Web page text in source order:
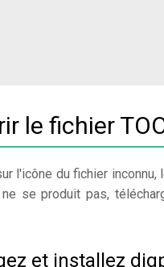
le fichier
l'icône du fichier
ne se produit pas,
et installez